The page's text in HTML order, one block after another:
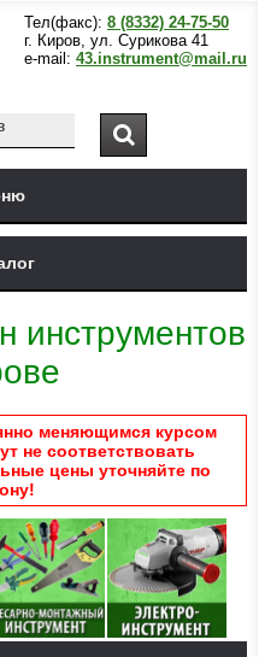
Тел(факс): 8 (8332) 24-75-50
г. Киров, ул. Сурикова 41
e-mail: 43.instrument@mail.ru
инструментов
меняющимся курсом
не соответствовать
цены уточняйте по